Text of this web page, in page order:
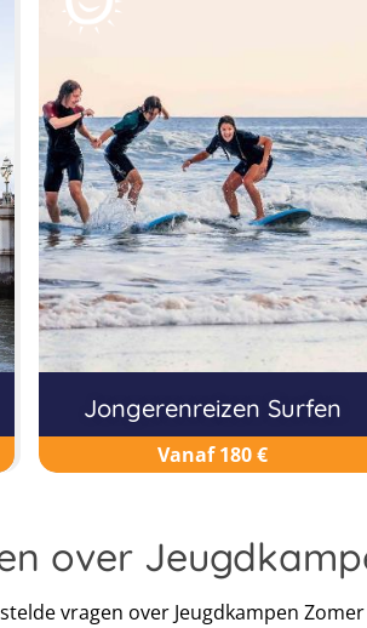
Jongerenreizen Surfen
Vanaf 180 €
over
vragen over Jeugdkampen